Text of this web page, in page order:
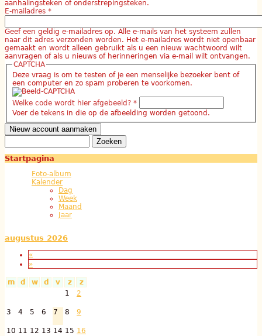
aanhalingsteken of onderstrepingsteken.
E-mailadres *
Geef een geldig e-mailadres op. Alle e-mails van het systeem zullen
naar dit adres verzonden worden. Het e-mailadres wordt niet openbaar
gemaakt en wordt alleen gebruikt als u een nieuw wachtwoord wilt
aanvragen of als u nieuws of herinneringen via e-mail wilt ontvangen.
CAPTCHA
Deze vraag is om te testen of je een menselijke bezoeker bent of
een computer en zo spam proberen te voorkomen.
Welke code wordt hier afgebeeld? *
Voer de tekens in die op de afbeelding worden getoond.
Zoekveld
Startpagina
Foto-album
Kalender
Dag
Week
Maand
Jaar
augustus 2026
«
»
m d w d v z
z
1
2
3 4 5 6 7 8 9
10 11 12 13 14 15 16